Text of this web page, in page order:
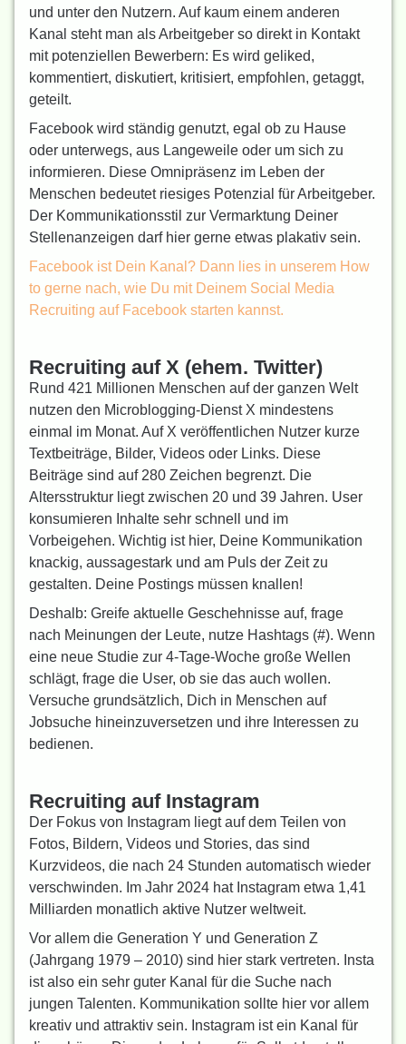
und unter den Nutzern. Auf kaum einem anderen
Kanal steht man als Arbeitgeber so direkt in Kontakt
mit potenziellen Bewerbern: Es wird geliked,
kommentiert, diskutiert, kritisiert, empfohlen, getaggt,
geteilt.
Facebook wird ständig genutzt, egal ob zu Hause
oder unterwegs, aus Langeweile oder um sich zu
informieren. Diese Omnipräsenz im Leben der
Menschen bedeutet riesiges Potenzial für Arbeitgeber.
Der Kommunikationsstil zur Vermarktung Deiner
Stellenanzeigen darf hier gerne etwas plakativ sein.
Facebook ist Dein Kanal? Dann lies in unserem How
to gerne nach, wie Du mit Deinem Social Media
Recruiting auf Facebook starten kannst.
Recruiting auf X (ehem. Twitter)
Rund 421 Millionen Menschen auf der ganzen Welt
nutzen den Micro­blogging-Dienst X mindestens
einmal im Monat. Auf X veröffentlichen Nutzer kurze
Textbeiträge, Bilder, Videos oder Links. Diese
Beiträge sind auf 280 Zeichen begrenzt. Die
Altersstruktur liegt zwischen 20 und 39 Jahren. User
konsumieren Inhalte sehr schnell und im
Vorbeigehen. Wichtig ist hier, Deine Kommunikation
knackig, aussagestark und am Puls der Zeit zu
gestalten. Deine Postings müssen knallen!
Deshalb: Greife aktuelle Geschehnisse auf, frage
nach Meinungen der Leute, nutze Hashtags (#). Wenn
eine neue Studie zur 4-Tage-Woche große Wellen
schlägt, frage die User, ob sie das auch wollen.
Versuche grundsätzlich, Dich in Menschen auf
Jobsuche hineinzuversetzen und ihre Interessen zu
bedienen.
Recruiting auf Instagram
Der Fokus von Instagram liegt auf dem Teilen von
Fotos, Bildern, Videos und Stories, das sind
Kurzvideos, die nach 24 Stunden automatisch wieder
verschwinden. Im Jahr 2024 hat Instagram etwa 1,41
Milliarden monatlich aktive Nutzer weltweit.
Vor allem die Generation Y und Generation Z
(Jahrgang 1979 – 2010) sind hier stark vertreten. Insta
ist also ein sehr guter Kanal für die Suche nach
jungen Talenten. Kommunikation sollte hier vor allem
kreativ und attraktiv sein. Instagram ist ein Kanal für